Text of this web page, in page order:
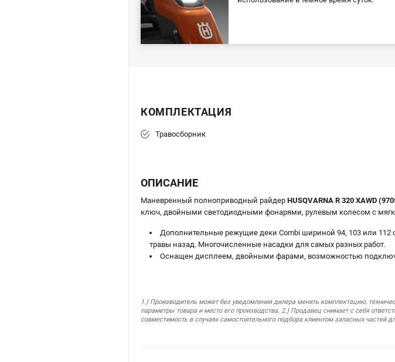
КОМПЛЕКТАЦИЯ
Травосборник
ОПИСАНИЕ
Маневренный полноприводный райдер HUSQVARNA R 320 XAWD
ключ, двойными светодиодными фонарями, рулевым колесом с
Дополнительные режущие деки Combi шириной 94, 103 или
травы назад. Многочисленные насадки для самых разных работ.
Оснащен дисплеем, двойными фарами, возможностью
1.) Производитель может без уведомления дилера менять комплектацию,
параметры товара и место его производства. 2.) Продавец снимает с себя
совместимость в случаях самостоятельного подбора клиентом запасных частей